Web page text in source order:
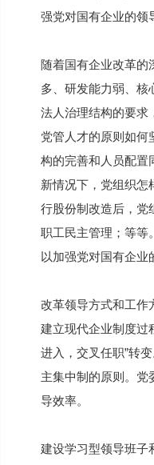
强党对国有企业的领
随着国有企业改革的
多、研发能力弱、核
法人治理结构的要求
党管人才的原则如何
构的完善和人员配置
新情况下，党组织怎
行股份制改造后，党
职工民主管理；等等
以加强党对国有企
改革领导方式和工作
建立现代企业制度过
进入，交叉任职”转
主集中制的原则。党
导效率。
建设学习型领导班子